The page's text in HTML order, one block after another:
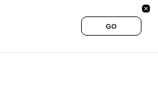
GO